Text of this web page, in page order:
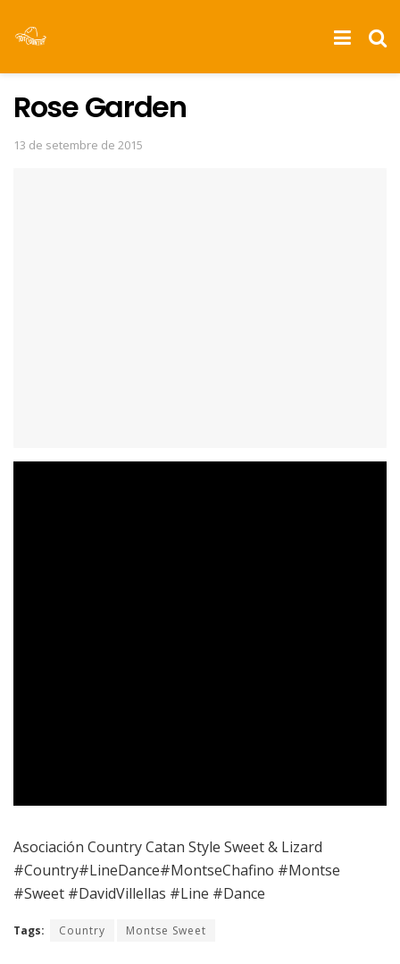
Rose Garden
13 de setembre de 2015
Asociación Country Catan Style Sweet & Lizard
#Country#LineDance#MontseChafino #Montse
#Sweet #DavidVillellas #Line #Dance
Tags: Country Montse Sweet